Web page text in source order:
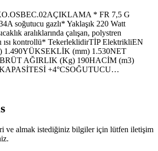
* FR 7,5 G
soğutucu gazlı* Yaklaşık 220 Watt
aralıklarında çalışan, polystren
ısı kontrollü* TekerleklidirTİP ElektrikliEN
1.490YÜKSEKLİK (mm) 1.530NET
AĞIRLIK (Kg) 190HACİM (m3)
+4°CSOĞUTUCU…
ve almak istediğiniz bilgiler için lütfen iletişim